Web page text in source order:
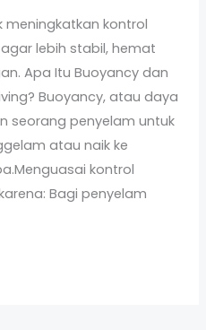
meningkatkan kontrol
lebih stabil, hemat
Apa Itu Buoyancy dan
Buoyancy, atau daya
seorang penyelam untuk
atau naik ke
kontrol
Bagi penyelam